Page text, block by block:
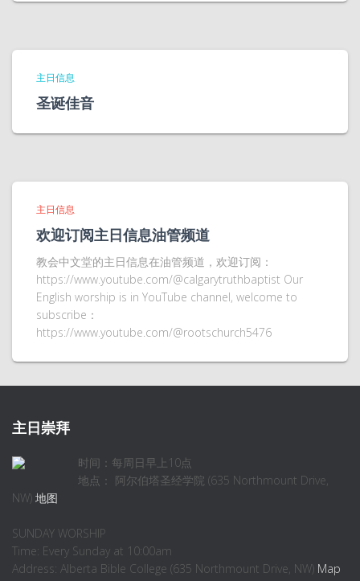
主日信息
圣诞佳音
主日信息
欢迎订阅主日信息油管频道
教会中文堂的主日信息在油管频道，欢迎订阅：
https://www.youtube.com/@calgarytruthbaptist Our
English worship is in YouTube channel, welcome to
subscribe：
https://www.youtube.com/@rootschurch5476
主日崇拜
时间：每周日早上10点
地点： 阿尔伯塔圣经学院 (635 Northmount Drive,
NW) 地图
SUNDAY WORSHIP
Time: Every Sunday at 10:00am
Address: Alberta Bible College (635 Northmount Drive, NW) Map